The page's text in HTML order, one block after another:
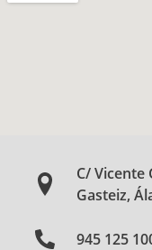
C/ Vicente
Gasteiz,
945 125